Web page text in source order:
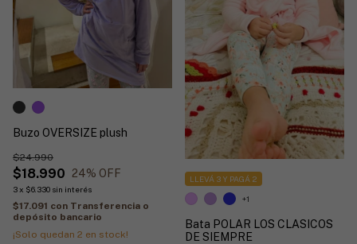
Buzo OVERSIZE plush
$18.990
$24.990
24% OFF
3 x $6.330 sin interés
$17.091 con Transferencia o
depósito bancario
¡Solo quedan 2 en stock!
Bata POLAR LOS CLASICOS
DE SIEMPRE
LLEVÁ 3 Y PAGÁ 2
+1